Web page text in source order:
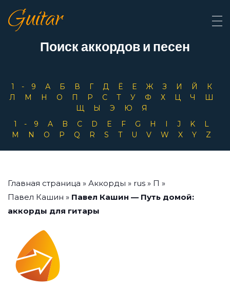
Guitar
Поиск аккордов и песен
1-9 А Б В Г Д Ё Е Ж З И Й
К
Л
М Н О П Р С Т У Ф Х Ц Ч
Ш
Щ
Ы Э Ю
Я
1-9
A B C D E F G H I J K
L
M
N O P Q R S T U V W X Y Z
Главная страница » Аккорды » rus » П »
Павел Кашин » Павел Кашин — Путь домой:
аккорды для гитары